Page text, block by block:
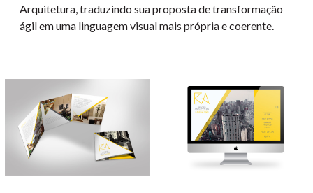
Arquitetura, traduzindo sua proposta de transformação
ágil em uma linguagem visual mais própria e coerente.